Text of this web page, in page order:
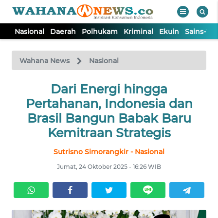
Nasional Daerah Polhukam Kriminal Ekuin Sains-
Wahana News Nasional
Dari Energi hingga
Pertahanan, Indonesia dan
Brasil Bangun Babak Baru
Kemitraan Strategis
Sutrisno Simorangkir - Nasional
Jumat, 24 Oktober 2025 - 16:26 WIB
TV
Tutup
DAERAH
EKUIN